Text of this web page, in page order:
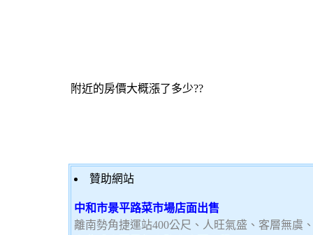
附近的房價大概漲了多少??
贊助網站
中和市景平路菜市場店面出售
離南勢角捷運站400公尺、人旺氣盛、客層無虞